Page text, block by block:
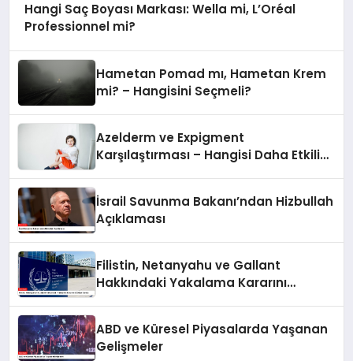
Hangi Saç Boyası Markası: Wella mi, L’Oréal
Professionnel mi?
Hametan Pomad mı, Hametan Krem
mi? – Hangisini Seçmeli?
Azelderm ve Expigment
Karşılaştırması – Hangisi Daha Etkili
İsrail Savunma Bakanı’ndan Hizbullah
Açıklaması
Filistin, Netanyahu ve Gallant
Hakkındaki Yakalama Kararını
ABD ve Küresel Piyasalarda Yaşanan
Gelişmeler